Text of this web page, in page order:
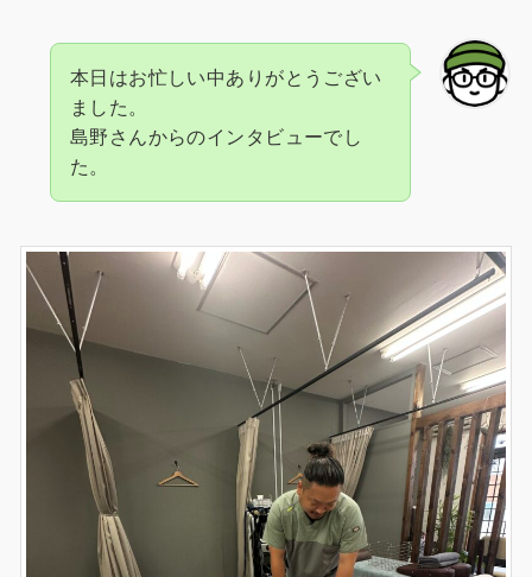
本日はお忙しい中ありがとうござい
ました。
島野さんからのインタビューでし
た。